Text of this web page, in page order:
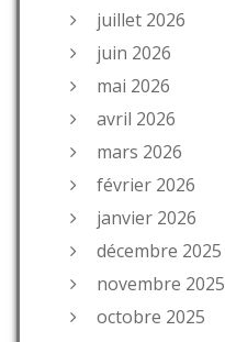
juillet 2026
juin 2026
mai 2026
avril 2026
mars 2026
février 2026
janvier 2026
décembre 2025
novembre 2025
octobre 2025